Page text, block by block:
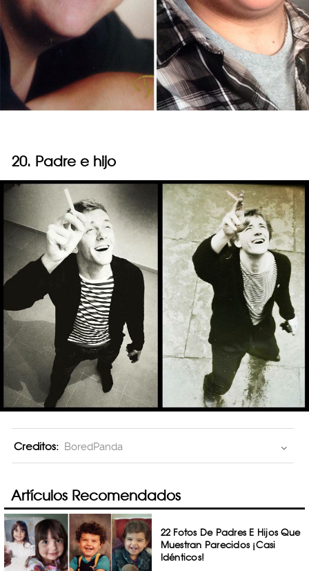
20. Padre e hijo
Creditos: BoredPanda
Artículos Recomendados
22 Fotos De Padres E Hijos Que
Muestran Parecidos ¡Casi
Idénticos!